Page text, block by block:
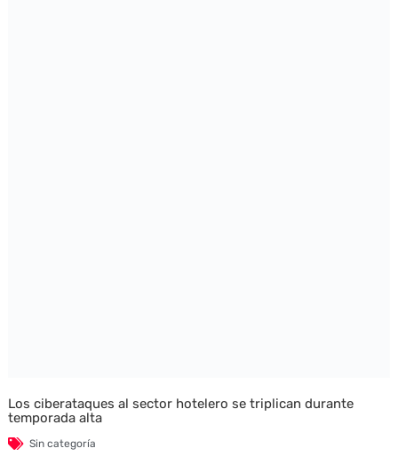
Los ciberataques al sector hotelero se triplican durante
temporada alta
Sin categoría